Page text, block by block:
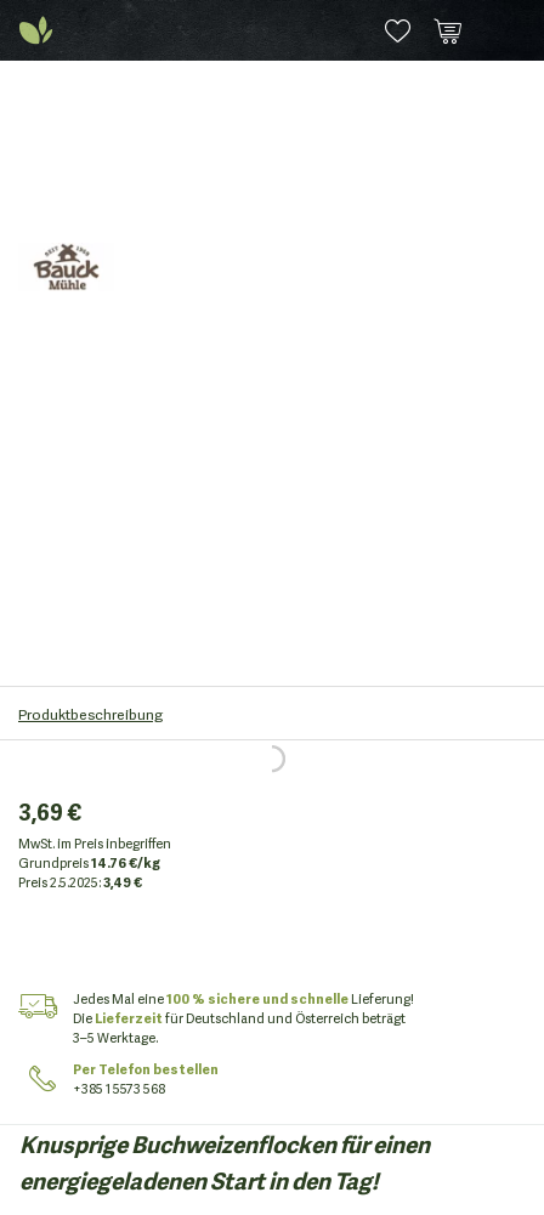
Produktbeschreibung
3,69 €
MwSt. im Preis inbegriffen
Grundpreis14.76 €/kg
Preis2.5.2025:3,49 €
Jedes Mal eine100 % sichere und schnelleLieferung!
DieLieferzeitfür Deutschland und Österreich beträgt
3–5 Werktage.
Per Telefon bestellen
+385 1 5573 568
Knusprige Buchweizenflocken für einen
energiegeladenen Start in den Tag!